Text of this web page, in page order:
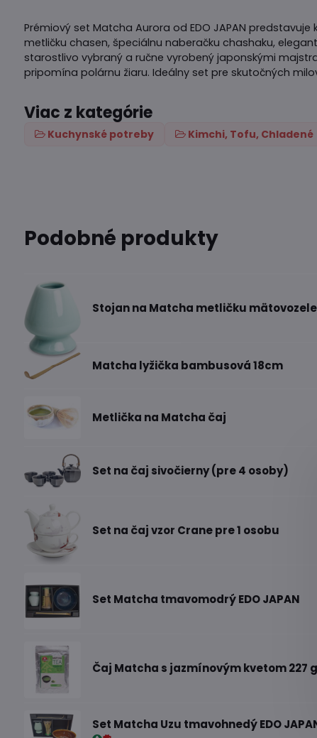
Prémiový set Matcha Aurora od EDO JAPAN
metličku chasen, špeciálnu naberačku chashaku,
starostlivo vybraný a ručne vyrobený japonskými
pripomína polárnu žiaru. Ideálny set pre skutočných
Viac z kategórie
Kuchynské potreby Kimchi, Tofu, Chladené
Podobné produkty
Stojan na Matcha metličku
Matcha lyžička bambusová 18cm
Metlička na Matcha čaj
Set na čaj sivočierny (pre 4 osoby)
Set na čaj vzor Crane pre 1 osobu
Set Matcha tmavomodrý EDO JAPAN
Čaj Matcha s jazmínovým kvetom 227 g
Set Matcha Uzu tmavohnedý EDO